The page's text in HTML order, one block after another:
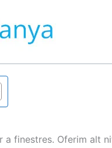
a finestres. Oferim alt